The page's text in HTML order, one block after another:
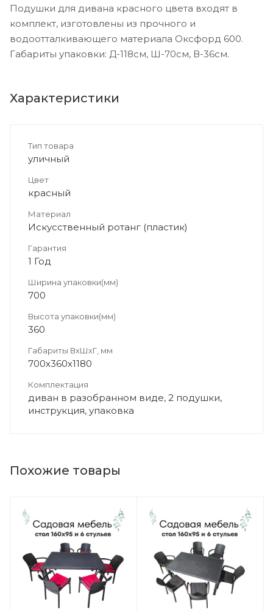
Подушки для дивана красного цвета входят в
комплект, изготовлены из прочного и
водоотталкивающего материала Оксфорд 600.
Габариты упаковки: Д-118см, Ш-70см, В-36см.
Характеристики
Тип товара
уличный
Цвет
красный
Материал
Искусственный ротанг (пластик)
Гарантия
1 Год
Ширина упаковки(мм)
700
Высота упаковки(мм)
360
Габариты ВхШхГ, мм
700х360х1180
Комплектация
диван в разобранном виде, 2 подушки,
инструкция, упаковка
Похожие товары